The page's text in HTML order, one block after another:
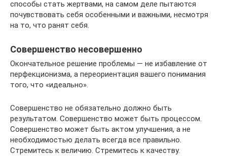
способы стать жертвами, на самом деле пытаются
почувствовать себя особенными и важными, несмотря
на то, что ранят себя.
Совершенство несовершенно
Окончательное решение проблемы — не избавление от
перфекционизма, а переориентация вашего понимания
того, что «идеально».
Совершенство не обязательно должно быть
результатом. Совершенство может быть процессом.
Совершенство может быть актом улучшения, а не
необходимостью делать всегда все правильно.
Стремитесь к величию. Стремитесь к качеству.